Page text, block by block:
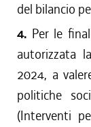
del bilancio
4. Per le
autorizzata
2024, a
politiche
(Interventi